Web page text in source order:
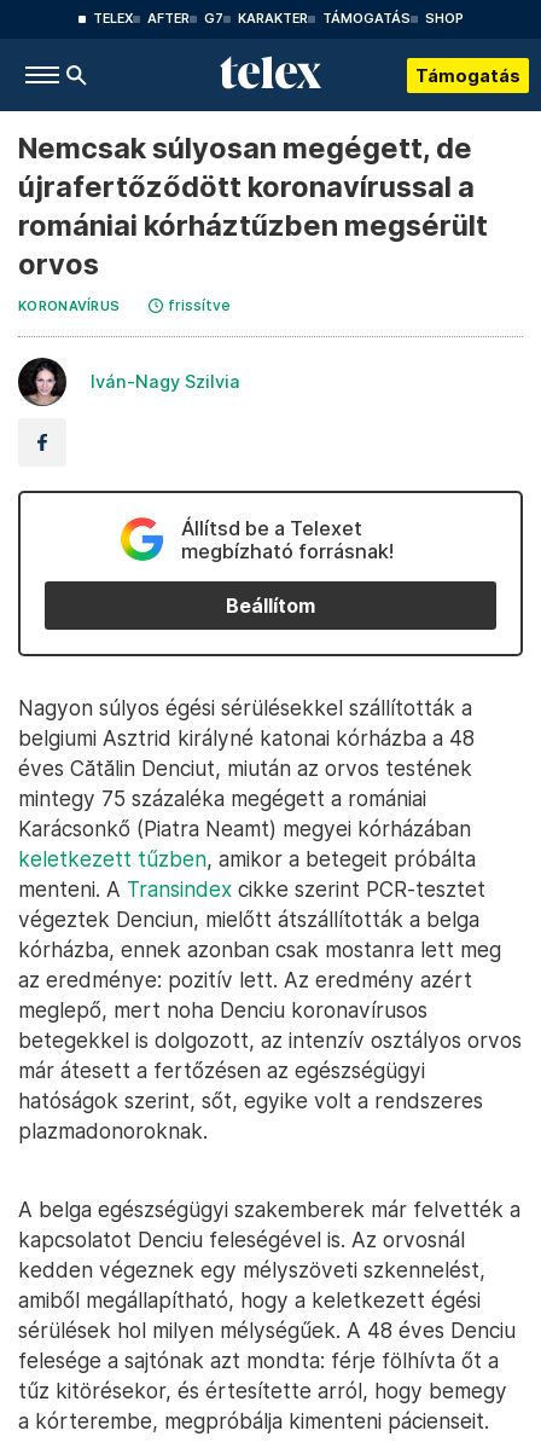
TELEX AFTER G7 KARAKTER TÁMOGATÁS SHOP
Támogatás
Nemcsak súlyosan megégett, de
újrafertőződött koronavírussal a
romániai kórháztűzben megsérült
orvos
KORONAVÍRUS frissítve
Iván-Nagy Szilvia
Állítsd be a Telexet
megbízható forrásnak!
Beállítom
Nagyon súlyos égési sérülésekkel szállították a
belgiumi Asztrid királyné katonai kórházba a 48
éves Cătălin Denciut, miután az orvos testének
mintegy 75 százaléka megégett a romániai
Karácsonkő (Piatra Neamt) megyei kórházában
keletkezett tűzben, amikor a betegeit próbálta
menteni. A Transindex cikke szerint PCR-tesztet
végeztek Denciun, mielőtt átszállították a belga
kórházba, ennek azonban csak mostanra lett meg
az eredménye: pozitív lett. Az eredmény azért
meglepő, mert noha Denciu koronavírusos
betegekkel is dolgozott, az intenzív osztályos orvos
már átesett a fertőzésen az egészségügyi
hatóságok szerint, sőt, egyike volt a rendszeres
plazmadonoroknak.
A belga egészségügyi szakemberek már felvették a
kapcsolatot Denciu feleségével is. Az orvosnál
kedden végeznek egy mélyszöveti szkennelést,
amiből megállapítható, hogy a keletkezett égési
sérülések hol milyen mélységűek. A 48 éves Denciu
felesége a sajtónak azt mondta: férje fölhívta őt a
tűz kitörésekor, és értesítette arról, hogy bemegy
a kórterembe, megpróbálja kimenteni pácienseit.